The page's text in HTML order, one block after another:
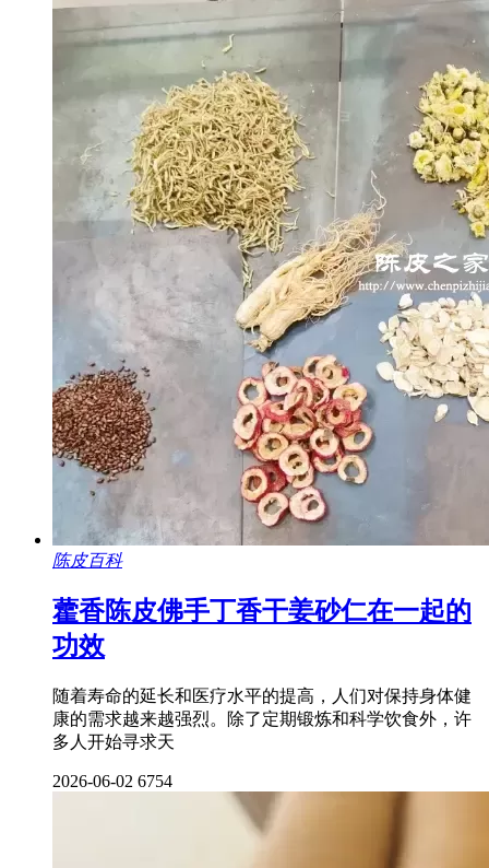
陈皮百科
藿香陈皮佛手丁香干姜砂仁在一起的
功效
随着寿命的延长和医疗水平的提高，人们对保持身体健
康的需求越来越强烈。除了定期锻炼和科学饮食外，许
多人开始寻求天
2026-06-02 6754